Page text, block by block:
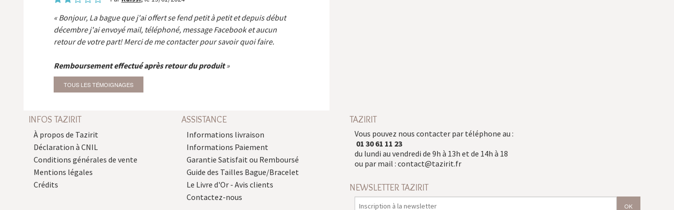
Bonjour, La bague que j'ai offert se fend petit à petit et depuis début
décembre j'ai envoyé mail, téléphoné, message Facebook et aucun
retour de votre part! Merci de me contacter pour savoir quoi faire.
Remboursement effectué après retour du produit
TOUS LES TÉMOIGNAGES
INFOS TAZIRIT
À propos de Tazirit
Déclaration à CNIL
Conditions générales de vente
Mentions légales
Crédits
ASSISTANCE
Informations livraison
Informations Paiement
Garantie Satisfait ou Remboursé
Guide des Tailles Bague/Bracelet
Le Livre d'Or - Avis clients
Contactez-nous
TAZIRIT
Vous pouvez nous contacter par téléphone au :
01 30 61 11 23
du lundi au vendredi de 9h à 13h et de 14h à 18
ou par mail : contact@tazirit.fr
NEWSLETTER TAZIRIT